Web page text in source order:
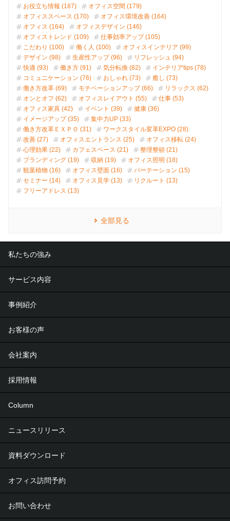
お役立ち情報 (187)
オフィス空間 (179)
オフィススペース (170)
オフィス環境改善 (164)
オフィス (164)
オフィスデザイン (146)
オフィストレンド (109)
仕事効率アップ (105)
こだわり (100)
働く人 (100)
オフィスインテリア (99)
デザイン (98)
生産性アップ (96)
リフレッシュ (94)
快適 (93)
働き方 (91) 気分転換 (82)
インテリアtips (78)
コミュニケーション (76)
おしゃれ (73)
癒し (73)
働き方改革 (69)
モチベーションアップ (66)
リラックス (62)
オンとオフ (62)
オフィスレイアウト (55)
仕事 (53)
オフィス家具 (42)
イベント (39)
健康 (36)
イメージアップ (35)
集中力UP (33)
働き方改革ＥＸＰＯ (31)
ワークスタイル変革EXPO (28)
改善 (27)
オフィスエントランス (25)
オフィス移転 (24)
心理効果 (22)
カフェスペース (21)
整理整頓 (21)
ブランディング (19)
収納 (19)
オフィス照明 (18)
観葉植物 (16)
オフィス壁面 (16)
パーテーション (15)
セミナー (14)
オフィス見学 (13)
リクルート (13)
フリーアドレス (13)
全部見る
私たちの強み
サービス内容
事例紹介
お客様の声
会社案内
採用情報
Column
ニュースリリース
資料ダウンロード
オフィス訪問予約
お問い合わせ